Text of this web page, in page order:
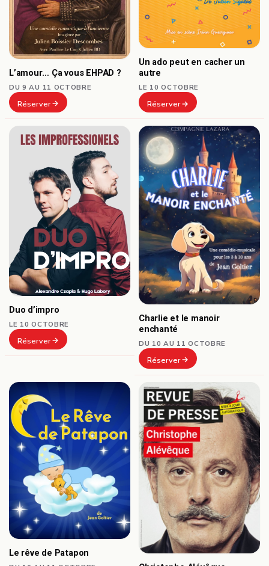
L’amour… Ça vous EHPAD ?
DU 9 AU 11 OCTOBRE
Réserver
Un ado peut en cacher un
autre
LE 10 OCTOBRE
Réserver
Duo d’impro
LE 10 OCTOBRE
Réserver
Charlie et le manoir
enchanté
DU 10 AU 11 OCTOBRE
Réserver
Le rêve de Patapon